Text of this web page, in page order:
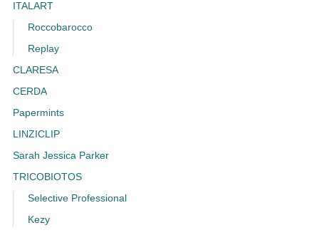
ITALART
Roccobarocco
Replay
CLARESA
CERDA
Papermints
LINZICLIP
Sarah Jessica Parker
TRICOBIOTOS
Selective Professional
Kezy